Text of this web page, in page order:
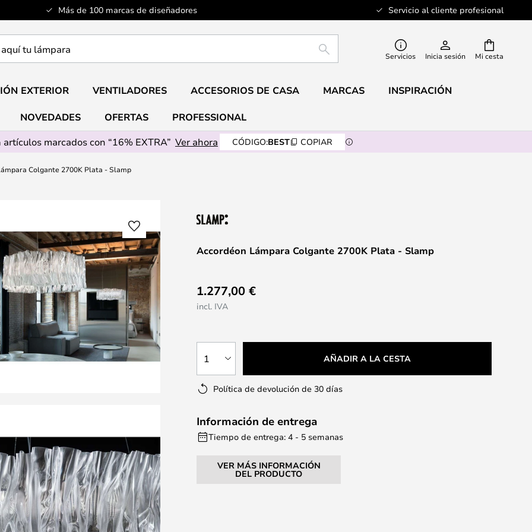
Más de 100 marcas de diseñadores Servicio al cliente profesional
Mi cesta
BUSCAR Servicios Inicia sesión
EXTERIOR VENTILADORES ACCESORIOS DE CASA MARCAS INSPIRACIÓN
NOVEDADES OFERTAS
PROFESSIONAL
artículos marcados con “16% EXTRA” Ver ahora CÓDIGO:BEST COPIAR
Colgante 2700K Plata - Slamp
Accordéon Lámpara Colgante 2700K Plata - Slamp
1.277,00 €
incl. IVA
1 AÑADIR A LA CESTA
Política de devolución de 30 días
Información de entrega
Tiempo de entrega: 4 - 5 semanas
VER MÁS INFORMACIÓN
DEL PRODUCTO